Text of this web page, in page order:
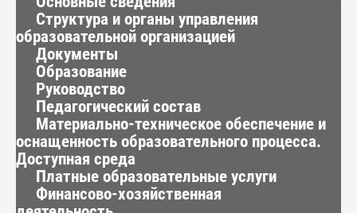
Структура и органы управления
образовательной организацией
Документы
Образование
Руководство
Педагогический состав
Материально-техническое обеспечение и
оснащенность образовательного процесса.
Доступная среда
Платные образовательные услуги
Финансово-хозяйственная